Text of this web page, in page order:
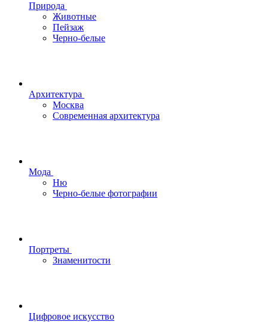
Природа
Животные
Пейзаж
Черно-белые
Архитектура
Москва
Современная архитектура
Мода
Ню
Черно-белые фотографии
Портреты
Знаменитости
Цифровое искусство